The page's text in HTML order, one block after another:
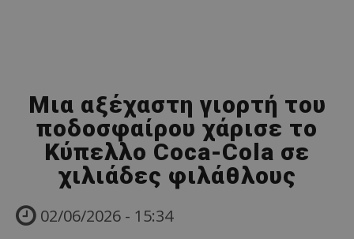
Μια αξέχαστη γιορτή του
ποδοσφαίρου χάρισε το
Κύπελλο Coca-Cola σε
χιλιάδες φιλάθλους
02/06/2026 - 15:34